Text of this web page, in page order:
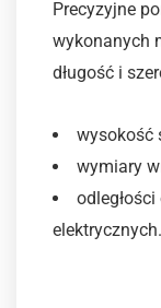
Precyzyjne
wykonanych
długość i
wysokość
wymiary
elektrycznych.